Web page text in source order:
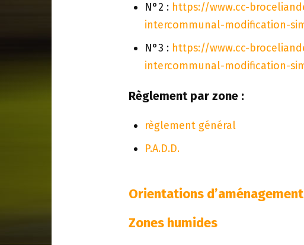
N°2 : https://www.cc-
intercommunal-modification-
N°3 : https://www.cc-
intercommunal-modification-
Règlement par zone :
règlement général
P.A.D.D.
Orientations
Zones humides